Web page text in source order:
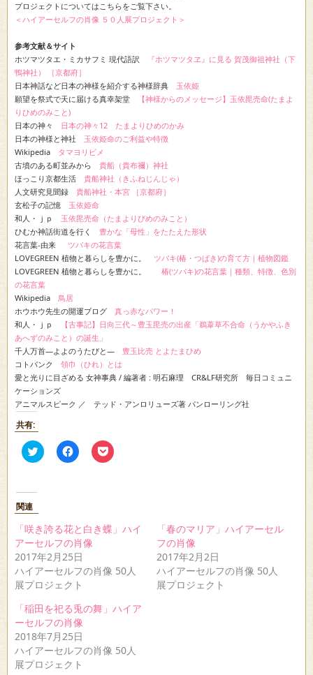
プロジェクトについてはこちらをご覧下さい。
＜ハイアーセルフの肖像 ５０人展プロジェクト＞
参考文献＆サイト
ホツマツタエ・ミカサフミ 現代語訳
『ホツマツタヱ』に見る 賀茂御祖神社（下
鴨神社） ［京都府］
日本神話など日本の神様を紹介する神様辞典 玉依姫
願望を祭式で天に届ける真幸架堂
【神様からのメッセージ】玉依毘売命(たまよ
りひめのみこと)
日本の神々 日本の神々12 たまよりひめのかみ
日本の神様と神社 玉依姫命のご利益や特徴
Wikipedia
タマヨリビメ
古墳のある町並みから 貴船（貴布禰）神社
ほっこり京都生活 貴船神社（きふねじんじゃ）
人文研究見聞録 貴船神社・本宮 ［京都府］
玄松子の記憶 玉依姫命
和人・ｊｐ 玉依毘売命（たまよりびめのみこと）
ひむか神話街道を行く 豊かな「母性」をたたえた形状
花言葉-由来
ツバキの花言葉
LOVEGREEN 植物と暮らしを豊かに。 ツバキ(椿・つばき)の育て方｜植物図鑑
LOVEGREEN 植物と暮らしを豊かに。 椿(ツバキ)の花言葉｜種類、特徴、色別
の花言葉
Wikipedia 鳥居
ホウホウ先生の開運ブログ 真っ赤なパワー！
和人・ｊｐ
【古事記】日向三代～豊玉毘売の出産「鵜葦草不合命（うかやふき
あへずのみこと）の誕生」
千人万首―よよのうたびと― 豊玉比売 とよたまひめ
コトバンク 領巾（ひれ）とは
愛と光りに目ざめる 女神事典 / 編著者 : 明石麻理 CR&LF研究所 毎日コミュニ
ケーションズ
アニマルスピーク ／ テッド・アンロリューズ著 パンローリング社
共有:
ク
リ
共
有
(新
し
い
ウ
ン
ウ
で
開
き
ま
す)
Facebook
で
リ
ッ
ク
し
て
く
だ
い
(新
し
い
ウ
ィ
ン
ド
ク
リ
シ
ェ
い
ウ
ド
ウ
ま
す)
関連
「咲き誇る花と白き蝶」ハイ
アーセルフの肖像
2017年2月25日
ハイアーセルフの肖像 50人
展プロジェクト
「春のマリア」ハイアーセル
フの肖像
2017年2月2日
ハイアーセルフの肖像 50人
展プロジェクト
「稲田を祀る兎の舞」ハイア
ーセルフの肖像
2018年7月25日
ハイアーセルフの肖像 50人
展プロジェクト